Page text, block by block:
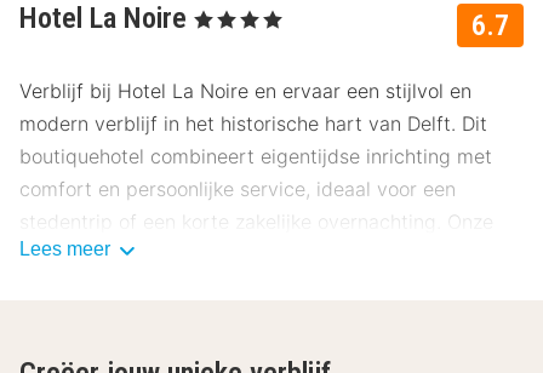
6.7
Hotel La Noire , 4 Sterren
Verblijf bij Hotel La Noire en ervaar een stijlvol en
modern verblijf in het historische hart van Delft. Dit
boutiquehotel combineert eigentijdse inrichting met
comfort en persoonlijke service, ideaal voor een
stedentrip of een korte zakelijke overnachting. Onze
gasten beoordelen dit hotel gemiddeld met een 6.7.
Lees meer